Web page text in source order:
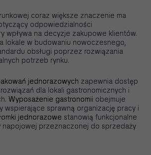
coraz większe znaczenie ma
odpowiedzialności
wpływa na decyzje zakupowe klientów.
lokale w budowaniu nowoczesnego,
obsługi poprzez rozwiązania
potrzeb rynku.
jednorazowych zapewnia dostęp
dla lokali gastronomicznych i
Wyposażenie gastronomii obejmuje
wspierające sprawną organizację pracy i
jednorazowe stanowią funkcjonalne
napojowej przeznaczonej do sprzedaży